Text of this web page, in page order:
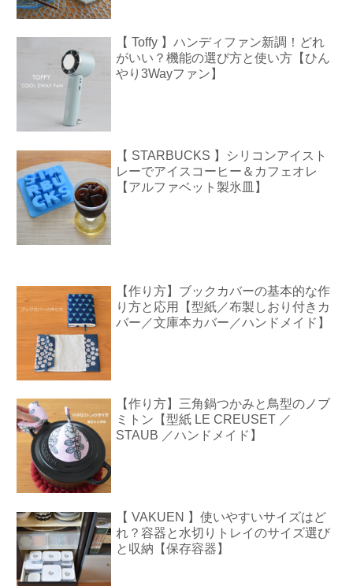
【 Toffy 】ハンディファン新調！どれ
がいい？機能の選び方と使い方【ひん
やり3Wayファン】
【 STARBUCKS 】シリコンアイスト
レーでアイスコーヒー＆カフェオレ
【アルファベット製氷皿】
【作り方】ブックカバーの基本的な作
り方と応用【型紙／布製しおり付きカ
バー／文庫本カバー／ハンドメイド】
【作り方】三角鍋つかみと鳥型のノブ
ミトン【型紙 LE CREUSET ／
STAUB ／ハンドメイド】
【 VAKUEN 】使いやすいサイズはど
れ？容器と水切りトレイのサイズ選び
と収納【保存容器】